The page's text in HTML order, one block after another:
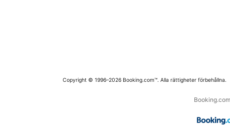
Copyright © 1996–2026 Booking.com™. Alla rättigheter förbehållna.